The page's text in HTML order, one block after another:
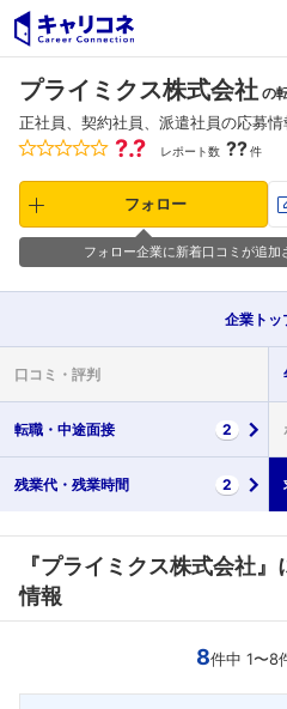
プライミクス株式会社 の
正社員、契約社員、派遣社員の応募情
?.? レポート数 ??件
フォロー
フォロー企業に新着口コミが追
企業 トッ
口コミ・ 評判
転職・ 中途面接 2
残業代・ 残業時間 2
『プライミクス株式会社
情報
8件中 1〜8